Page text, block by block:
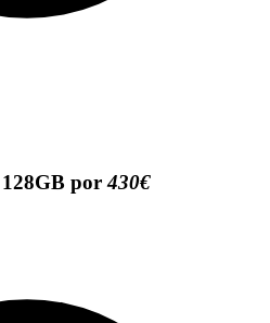
128GB por430€